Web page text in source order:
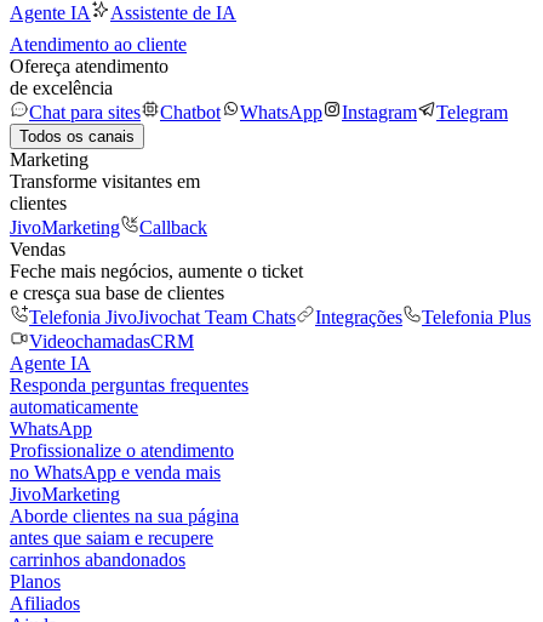
Agente IA
Assistente de IA
Atendimento ao cliente
Ofereça atendimento
de excelência
Chat para sites
Chatbot WhatsApp Instagram Telegram
Todos os canais
Marketing
Transforme visitantes em
clientes
JivoMarketing
Callback
Vendas
Feche mais negócios, aumente o ticket
e cresça sua base de clientes
Telefonia JivoJivochat Team Chats Integrações
Telefonia Plus
VideochamadasCRM
Agente IA
Responda perguntas frequentes
automaticamente
WhatsApp
Profissionalize o atendimento
no WhatsApp e venda mais
JivoMarketing
Aborde clientes na sua página
antes que saiam e recupere
carrinhos abandonados
Planos
Afiliados